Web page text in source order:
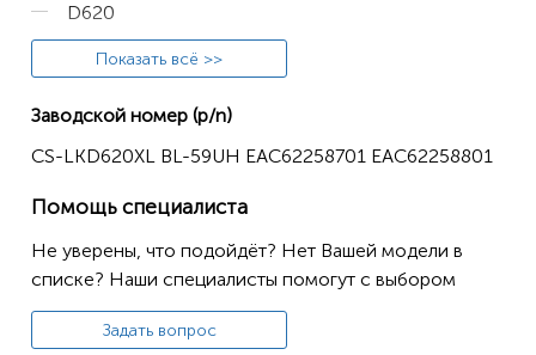
D620
D620J
Показать всё >>
Заводской номер (p/n)
CS-LKD620XL BL-59UH EAC62258701 EAC62258801
Помощь специалиста
Не уверены, что подойдёт? Нет Вашей модели в
списке? Наши специалисты помогут с выбором
Задать вопрос